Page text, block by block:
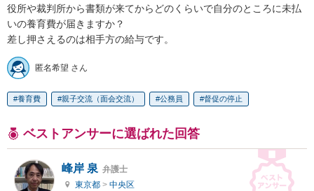
役所や裁判所から書類が来てからどのくらいで自分のところに未払
いの養育費が届きますか？
差し押さえるのは相手方の給与です。
匿名希望 さん
養育費 親子交流（面会交流） 公務員 督促の停止
ベストアンサーに選ばれた回答
峰岸 泉 弁護士
東京都 > 中央区